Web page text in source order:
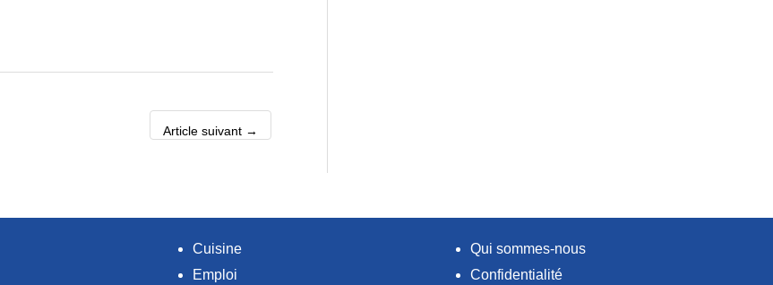
Article suivant →
Cuisine
Emploi
Qui sommes-nous
Confidentialité